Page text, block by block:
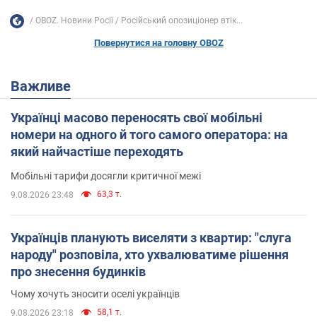
OBOZ. Новини Росії Російський опозиціонер втік...
Повернутися на головну OBOZ
Важливе
Українці масово переносять свої мобільні
номери на одного й того самого оператора: на
який найчастіше переходять
Мобільні тарифи досягли критичної межі
9.08.2026 23:48 63,3 т.
Українців планують виселяти з квартир: "слуга
народу" розповіла, хто ухвалюватиме рішення
про знесення будинків
Чому хочуть зносити оселі українців
9.08.2026 23:18 58,1 т.